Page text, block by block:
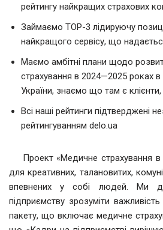
рейтингу найкращих страхових
Займаємо ТОР-3 лідируючу
найкращого сервісу, що
Маємо амбітні плани щодо
страхування в 2024—2025 роках в
України, знаємо що там є
Всі наші рейтинги підтверджені
рейтингуванням delo.ua
Проект «Медичне страхування
для креативних, талановитих,
впевнених у собі людей. Ми
підприємству зрозуміти
пакету, що включає медичне